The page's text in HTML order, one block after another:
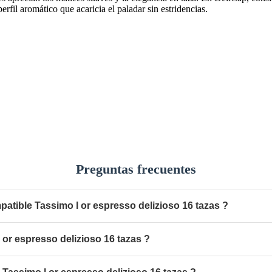
aromático que acaricia el paladar sin estridencias.
Preguntas frecuentes
Tassimo l or espresso delizioso 16 tazas ?
espresso delizioso 16 tazas ?